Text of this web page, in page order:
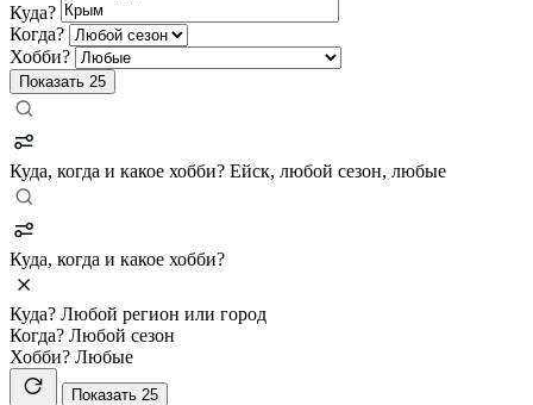
Куда?
Когда?
Хобби?
Показать 25
Куда, когда и какое хобби? Ейск, любой сезон, любые
Куда, когда и какое хобби?
Куда? Любой регион или город
Когда? Любой сезон
Хобби? Любые
Показать 25